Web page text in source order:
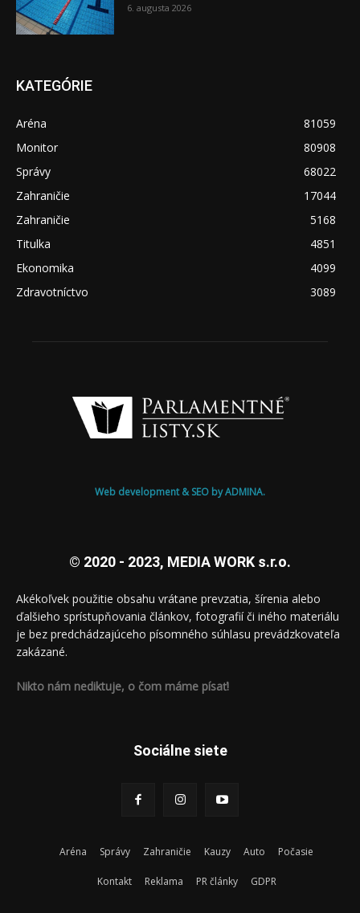
6. augusta 2026
KATEGÓRIE
Aréna
81059
Monitor
80908
Správy
68022
Zahraničie
17044
Zahraničie
5168
Titulka
4851
Ekonomika
4099
Zdravotníctvo
3089
Web development & SEO by ADMINA.
© 2020 - 2023, MEDIA WORK s.r.o.
Akékoľvek použitie obsahu vrátane prevzatia, šírenia alebo
ďalšieho sprístupňovania článkov, fotografií či iného materiálu
je bez predchádzajúceho písomného súhlasu prevádzkovateľa
zakázané.
Nikto nám nediktuje, o čom máme písať!
Sociálne siete
Aréna Správy Zahraničie Kauzy Auto Počasie
Kontakt Reklama PR články GDPR